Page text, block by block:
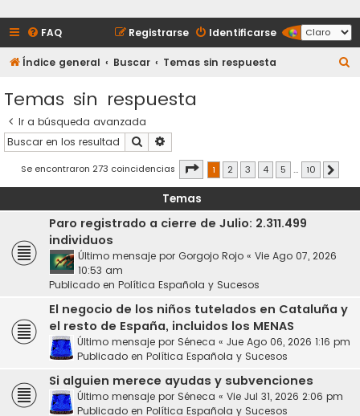
FAQ Identificarse
Registrarse
Índice general Buscar Temas sin respuesta
Temas sin respuesta
Ir a búsqueda avanzada
Buscar
Se encontraron 273 coincidencias Página de 10
1 2 3 4 5 … 10
Temas
Paro registrado a cierre de Julio: 2.311.499
individuos
Último mensaje por Gorgojo Rojo « Vie Ago 07, 2026
10:53 am
Publicado en Política Española y Sucesos
El negocio de los niños tutelados en Cataluña y
el resto de España, incluidos los MENAS
Último mensaje por Séneca « Jue Ago 06, 2026 1:16 pm
Publicado en Política Española y Sucesos
Si alguien merece ayudas y subvenciones
Último mensaje por Séneca « Vie Jul 31, 2026 2:06 pm
Publicado en Política Española y Sucesos